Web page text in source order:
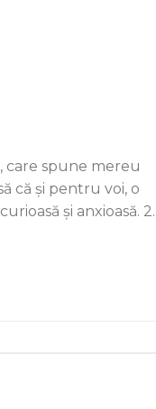
care spune mereu
că și pentru voi, o
și anxioasă. 2.